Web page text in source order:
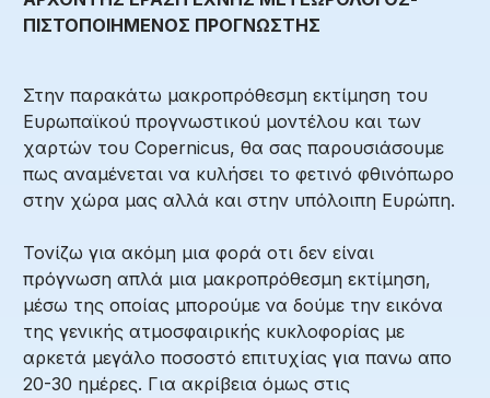
ΠΙΣΤΟΠΟΙΗΜΕΝΟΣ ΠΡΟΓΝΩΣΤΗΣ
Στην παρακάτω μακροπρόθεσμη εκτίμηση του
Ευρωπαϊκού προγνωστικού μοντέλου και των
χαρτών του Copernicus, θα σας παρουσιάσουμε
πως αναμένεται να κυλήσει το φετινό φθινόπωρο
στην χώρα μας αλλά και στην υπόλοιπη Ευρώπη.
Τονίζω για ακόμη μια φορά οτι δεν είναι
πρόγνωση απλά μια μακροπρόθεσμη εκτίμηση,
μέσω της οποίας μπορούμε να δούμε την εικόνα
της γενικής ατμοσφαιρικής κυκλοφορίας με
αρκετά μεγάλο ποσοστό επιτυχίας για πανω απο
20-30 ημέρες. Για ακρίβεια όμως στις